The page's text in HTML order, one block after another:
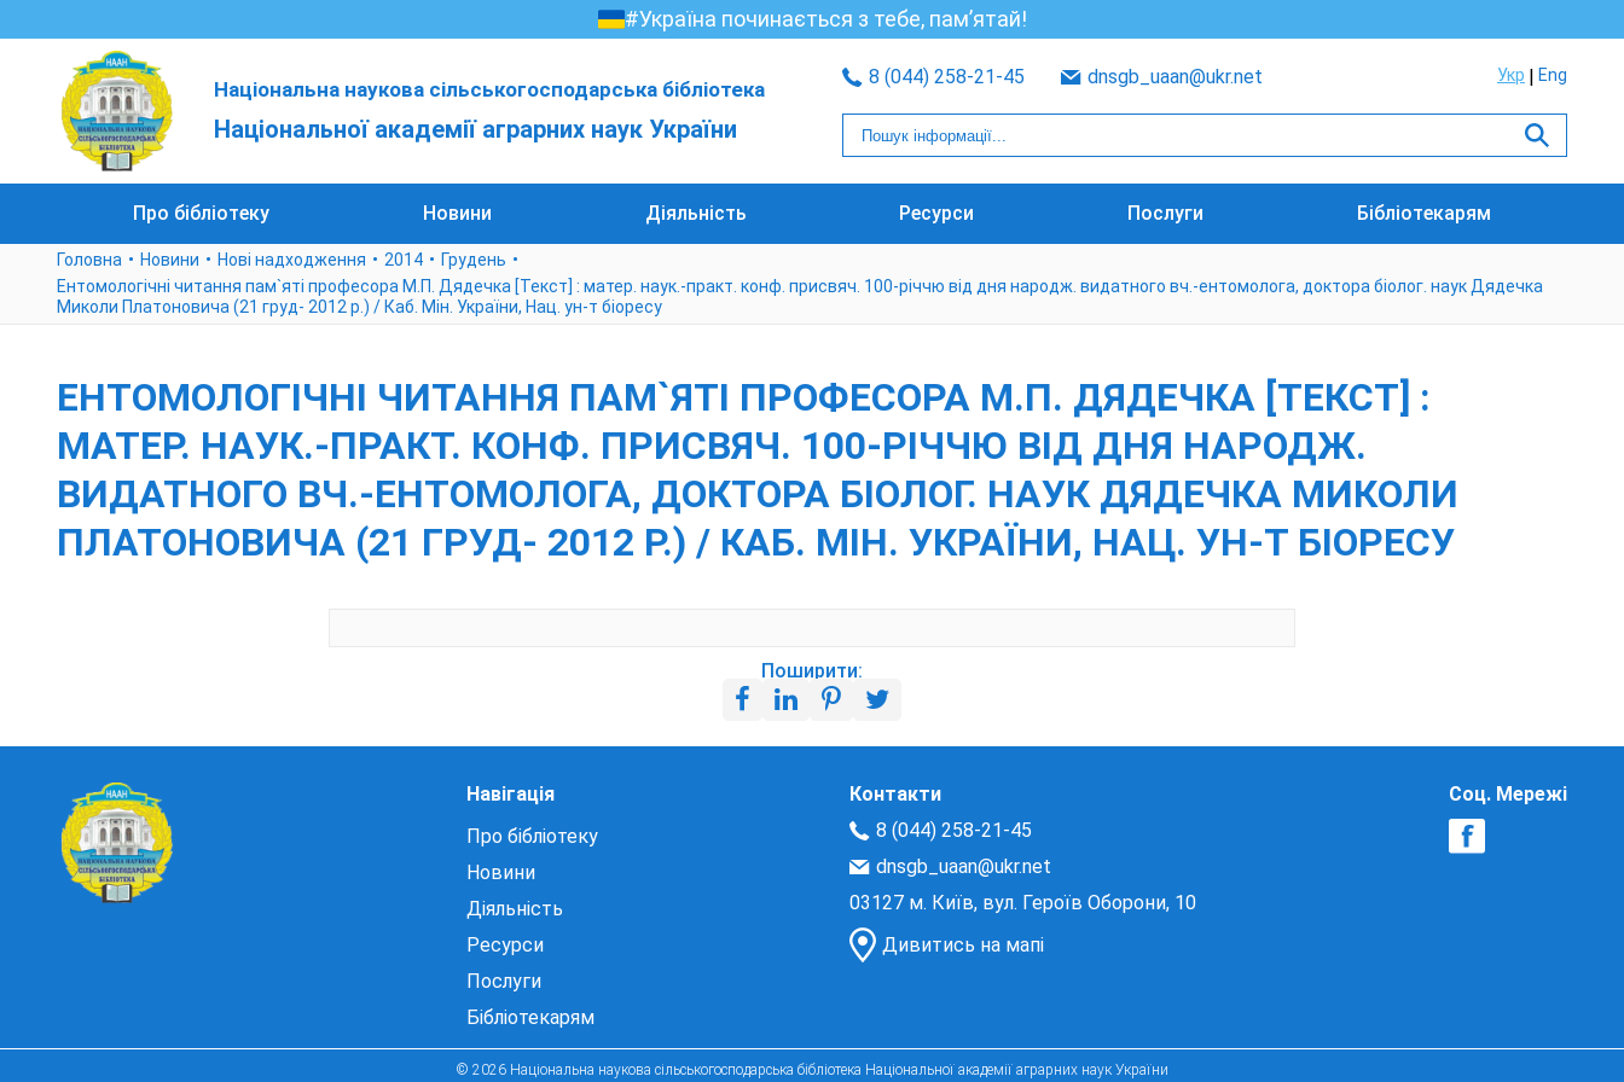
#Україна починається з тебе, пам’ятай!
Національна наукова сільськогосподарська бібліотека
Національної академії аграрних наук України
8 (044) 258-21-45 dnsgb_uaan@ukr.net Укр Eng
Про бібліотеку Новини Діяльність Ресурси Послуги Бібліотекарям
Головна Новини Нові надходження 2014
Грудень
Ентомологічні читання пам`яті професора М.П. Дядечка [Текст] : матер. наук.-практ. конф. присвяч. 100-річчю від дня народж. видатного вч.-ентомолога, доктора біолог. наук Дядечка
Миколи Платоновича (21 груд- 2012 р.) / Каб. Мін. України, Нац. ун-т біоресу
ЕНТОМОЛОГІЧНІ ЧИТАННЯ ПАМ`ЯТІ ПРОФЕСОРА М.П. ДЯДЕЧКА [ТЕКСТ] :
МАТЕР. НАУК.-ПРАКТ. КОНФ. ПРИСВЯЧ. 100-РІЧЧЮ ВІД ДНЯ НАРОДЖ.
ВИДАТНОГО ВЧ.-ЕНТОМОЛОГА, ДОКТОРА БІОЛОГ. НАУК ДЯДЕЧКА МИКОЛИ
ПЛАТОНОВИЧА (21 ГРУД- 2012 Р.) / КАБ. МІН. УКРАЇНИ, НАЦ. УН-Т БІОРЕСУ
Поширити:
Навігація
Про бібліотеку
Новини
Діяльність
Ресурси
Послуги
Бібліотекарям
Контакти
8 (044) 258-21-45
dnsgb_uaan@ukr.net
03127 м. Київ, вул. Героїв Оборони, 10
Дивитись на мапі
Соц. Мережі
© 2026 Національна наукова сільськогосподарська бібліотека Національної академії аграрних наук України